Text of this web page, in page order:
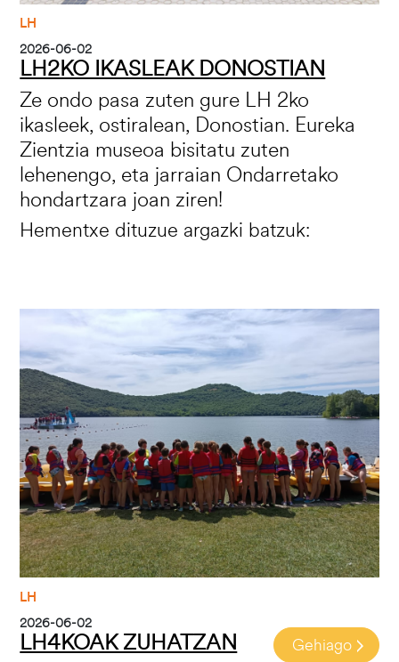
LH
2026-06-02
LH2KO IKASLEAK DONOSTIAN
Ze ondo pasa zuten gure LH 2ko
ikasleek, ostiralean, Donostian. Eureka
Zientzia museoa bisitatu zuten
lehenengo, eta jarraian Ondarretako
hondartzara joan ziren!
Hementxe dituzue argazki batzuk:
LH
2026-06-02
LH4KOAK ZUHATZAN Gehiago